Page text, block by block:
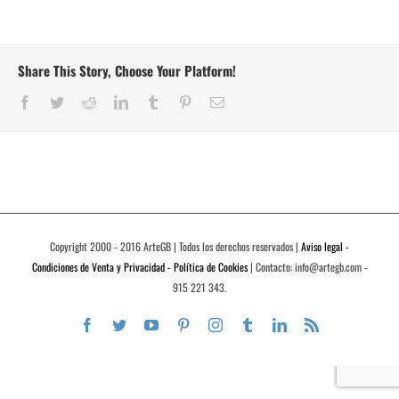
Share This Story, Choose Your Platform!
Facebook
TwitterRedditLinkedInTumblr PinterestCorreo
Copyright 2000 - 2016 ArteGB | Todos los derechos reservados | Aviso legal -
Condiciones de Venta y Privacidad - Política de Cookies| Contacto: info@artegb.com -
915 221 343.
Facebook
TwitterYouTubePinterestInstagramTumblrLinkedIn